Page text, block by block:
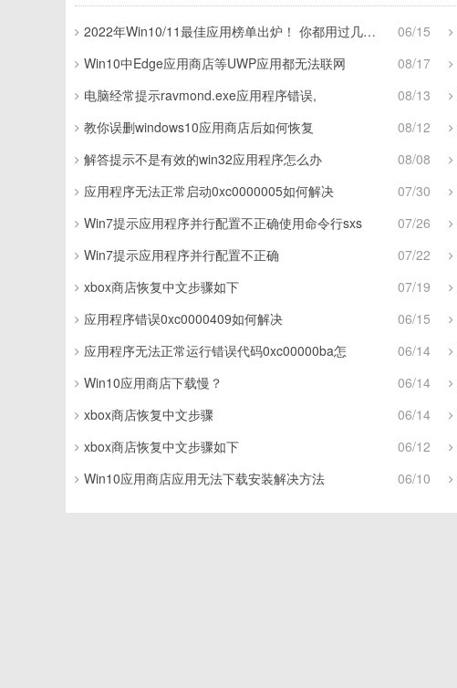
06/15
2022年Win10/11最佳应用榜单出炉！ 你都用过几个？
08/17
Win10中Edge应用商店等UWP应用都无法联网
08/13
电脑经常提示ravmond.exe应用程序错误,
08/12
教你误删windows10应用商店后如何恢复
08/08
解答提示不是有效的win32应用程序怎么办
07/30
应用程序无法正常启动0xc0000005如何解决
07/26
Win7提示应用程序并行配置不正确使用命令行sxs
07/22
Win7提示应用程序并行配置不正确
07/19
xbox商店恢复中文步骤如下
06/15
应用程序错误0xc0000409如何解决
06/14
应用程序无法正常运行错误代码0xc00000ba怎
06/14
Win10应用商店下载慢？
06/14
xbox商店恢复中文步骤
06/12
xbox商店恢复中文步骤如下
06/10
Win10应用商店应用无法下载安装解决方法